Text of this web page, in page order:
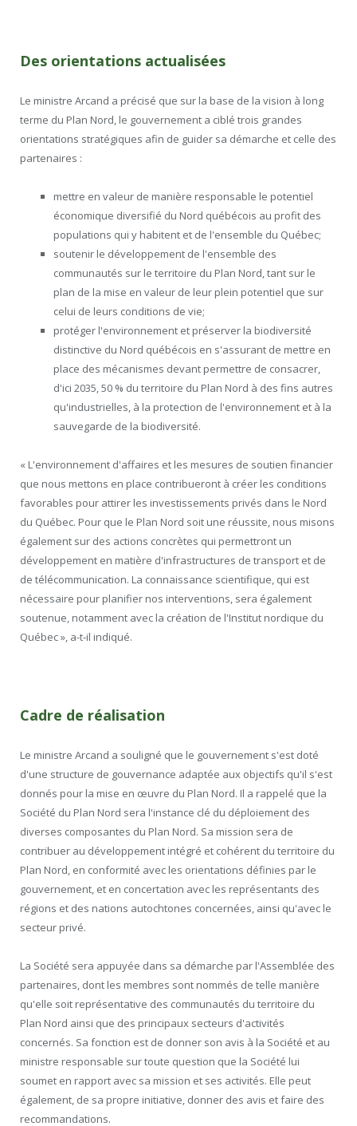
Des orientations actualisées
Le ministre Arcand a précisé que sur la base de la vision à long
terme du Plan Nord, le gouvernement a ciblé trois grandes
orientations stratégiques afin de guider sa démarche et celle des
partenaires :
mettre en valeur de manière responsable le potentiel
économique diversifié du Nord québécois au profit des
populations qui y habitent et de l'ensemble du Québec;
soutenir le développement de l'ensemble des
communautés sur le territoire du Plan Nord, tant sur le
plan de la mise en valeur de leur plein potentiel que sur
celui de leurs conditions de vie;
protéger l'environnement et préserver la biodiversité
distinctive du Nord québécois en s'assurant de mettre en
place des mécanismes devant permettre de consacrer,
d'ici 2035, 50 % du territoire du Plan Nord à des fins autres
qu'industrielles, à la protection de l'environnement et à la
sauvegarde de la biodiversité.
« L'environnement d'affaires et les mesures de soutien financier
que nous mettons en place contribueront à créer les conditions
favorables pour attirer les investissements privés dans le Nord
du Québec. Pour que le Plan Nord soit une réussite, nous misons
également sur des actions concrètes qui permettront un
développement en matière d'infrastructures de transport et de
de télécommunication. La connaissance scientifique, qui est
nécessaire pour planifier nos interventions, sera également
soutenue, notamment avec la création de l'Institut nordique du
Québec », a-t-il indiqué.
Cadre de réalisation
Le ministre Arcand a souligné que le gouvernement s'est doté
d'une structure de gouvernance adaptée aux objectifs qu'il s'est
donnés pour la mise en œuvre du Plan Nord. Il a rappelé que la
Société du Plan Nord sera l'instance clé du déploiement des
diverses composantes du Plan Nord. Sa mission sera de
contribuer au développement intégré et cohérent du territoire du
Plan Nord, en conformité avec les orientations définies par le
gouvernement, et en concertation avec les représentants des
régions et des nations autochtones concernées, ainsi qu'avec le
secteur privé.
La Société sera appuyée dans sa démarche par l'Assemblée des
partenaires, dont les membres sont nommés de telle manière
qu'elle soit représentative des communautés du territoire du
Plan Nord ainsi que des principaux secteurs d'activités
concernés. Sa fonction est de donner son avis à la Société et au
ministre responsable sur toute question que la Société lui
soumet en rapport avec sa mission et ses activités. Elle peut
également, de sa propre initiative, donner des avis et faire des
recommandations.